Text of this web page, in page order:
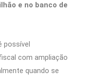
e no banco de
possível
com ampliação
quando se